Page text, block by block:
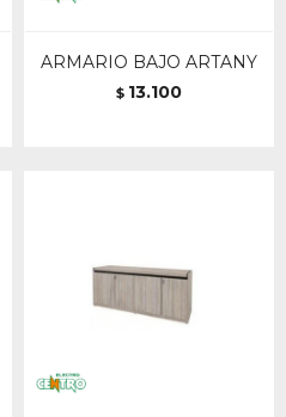
ARMARIO BAJO ARTANY
$ 13.100